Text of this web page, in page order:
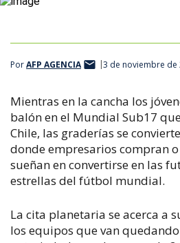
PorAFP AGENCIA 3 de noviembre de
Mientras en la cancha los
balón en el Mundial Sub17
Chile, las graderías se
donde empresarios compran
sueñan en convertirse en las
estrellas del fútbol mundial.
La cita planetaria se acerca a
los equipos que van